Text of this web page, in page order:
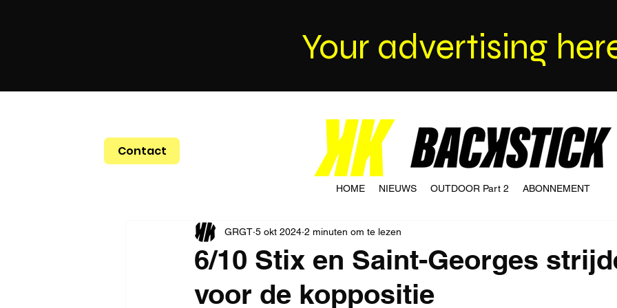
Your advertising
Contact
HOME NIEUWS OUTDOOR Part 2 ABONNEMENT
6/10 Stix en Saint-Georges
voor de koppositie
GRGT 5 okt 2024 2 minuten om te lezen